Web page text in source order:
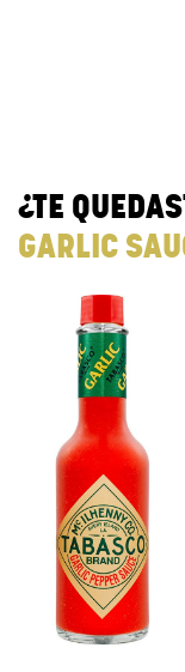
¿TE
GARLIC